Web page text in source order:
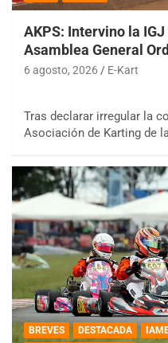
AKPS: Intervino la
Asamblea General
6 agosto, 2026 E-Kart
Tras declarar irregular la
Asociación de Karting de
BREVES DESTACADA